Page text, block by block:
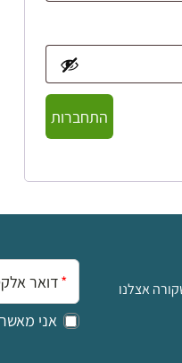
התחברות
אצלנו
אימייל:
אני